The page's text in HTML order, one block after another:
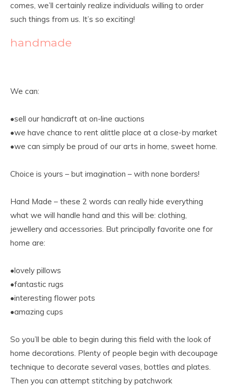
comes, we’ll certainly realize individuals willing to order
such things from us. It’s so exciting!
handmade
We can:
•sell our handicraft at on-line auctions
•we have chance to rent alittle place at a close-by market
•we can simply be proud of our arts in home, sweet home.
Choice is yours – but imagination – with none borders!
Hand Made – these 2 words can really hide everything
what we will handle hand and this will be: clothing,
jewellery and accessories. But principally favorite one for
home are:
•lovely pillows
•fantastic rugs
•interesting flower pots
•amazing cups
So you’ll be able to begin during this field with the look of
home decorations. Plenty of people begin with decoupage
technique to decorate several vases, bottles and plates.
Then you can attempt stitching by patchwork